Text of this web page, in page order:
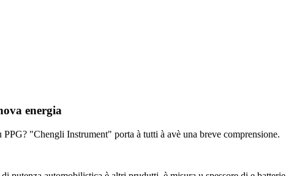
energia
"Chengli Instrument" porta à tutti à avè una breve comprensione.